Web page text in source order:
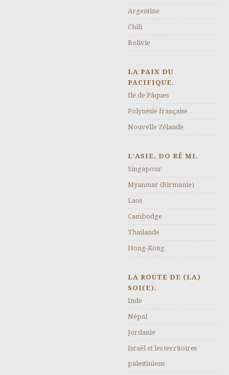
Argentine
Chili
Bolivie
LA PAIX DU
PACIFIQUE.
Ile de Pâques
Polynésie française
Nouvelle Zélande
L’ASIE. DO RÉ MI.
Singapour
Myanmar (Birmanie)
Laos
Cambodge
Thaïlande
Hong-Kong
LA ROUTE DE (LA)
SOI(E).
Inde
Népal
Jordanie
Israël et les territoires
palestiniens